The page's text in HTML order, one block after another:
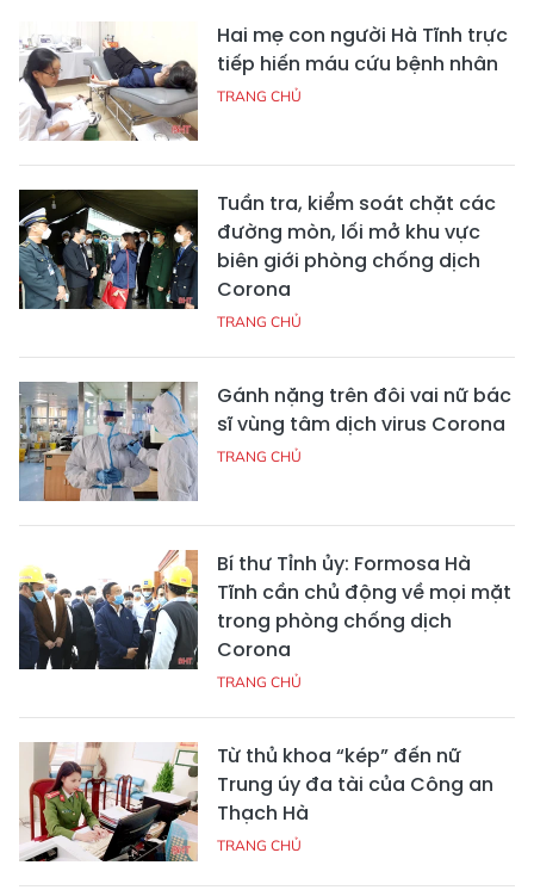
Hai mẹ con người Hà Tĩnh trực
tiếp hiến máu cứu bệnh nhân
TRANG CHỦ
Tuần tra, kiểm soát chặt các
đường mòn, lối mở khu vực
biên giới phòng chống dịch
Corona
TRANG CHỦ
Gánh nặng trên đôi vai nữ bác
sĩ vùng tâm dịch virus Corona
TRANG CHỦ
Bí thư Tỉnh ủy: Formosa Hà
Tĩnh cần chủ động về mọi mặt
trong phòng chống dịch
Corona
TRANG CHỦ
Từ thủ khoa “kép” đến nữ
Trung úy đa tài của Công an
Thạch Hà
TRANG CHỦ